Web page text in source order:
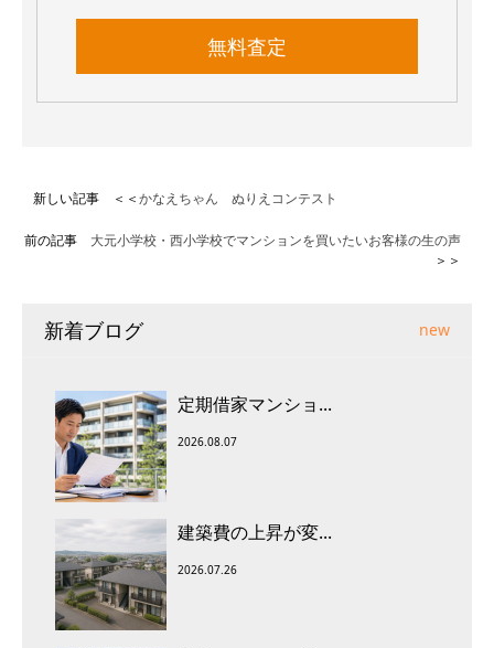
無料査定
新しい記事 ＜＜かなえちゃん ぬりえコンテスト
前の記事 大元小学校・西小学校でマンションを買いたいお客様の生の声
＞＞
新着ブログ new
定期借家マンショ...
2026.08.07
建築費の上昇が変...
2026.07.26